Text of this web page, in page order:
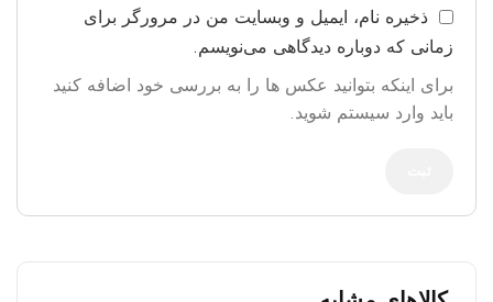
ذخیره نام، ایمیل و وبسایت من در مرورگر برای
زمانی که دوباره دیدگاهی می‌نویسم.
برای اینکه بتوانید عکس ها را به بررسی خود اضافه کنید
باید وارد سیستم شوید.